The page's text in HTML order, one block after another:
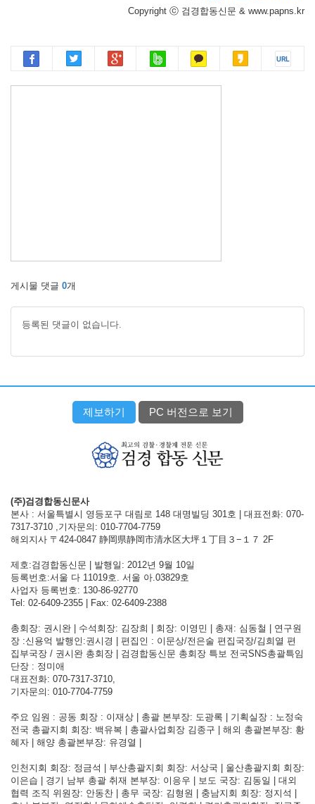
Copyright ⓒ 검경합동신문 & www.papns.kr
게시물 댓글 0개
등록된 댓글이 없습니다.
제보하기 PC 버전으로 보기
(주)검경합동신문사
본사 : 서울특별시 영등포구 대림로 148 대명빌딩 301호 | 대표전화: 070-
7317-3710 ,기자문의: 010-7704-7759
해외지사 〒424-0847 静岡県静岡市清水区大坪１丁目３−１７ 2F
제호:검경합동신문 | 발행일: 2012년 9월 10일
등록번호:서울 다 11019호. 서울 아.03829호
사업자 등록번호: 130-86-92770
Tel: 02-6409-2355 | Fax: 02-6409-2388
총회장: 권시완 | 수석회장: 김장희 | 회장: 이영민 | 총재: 심동철 | 연구원
장 :신용억 발행인:권시경 | 편집인 : 이문상/전은술 편집국장/김희열 편
집부국장 / 권시완 총회장 | 검경합동신문 총회장 특보 전국SNS총괄특임
단장 : 정미애
대표전화: 070-7317-3710,
기자문의: 010-7704-7759
주요 임원 : 공동 회장 : 이재상 | 총괄 본부장: 도광록 | 기획실장 : 노정숙
전국 총괄지회 회장: 백유복 | 총괄사업회장 김종구 | 해외 총괄본부장: 황
혜자 | 해양 총괄본부장: 유경열 |
인천지회 회장: 정금석 | 부산총괄지회 회장: 서상국 | 울산총괄지회 회장:
이은습 | 경기 남부 총괄 취재 본부장: 이응우 | 보도 국장: 김동일 | 대외
협력 조직 위원장: 안동찬 | 총무 국장: 김형원 | 충남지회 회장: 정지석 |